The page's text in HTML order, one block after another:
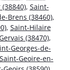
, Saint-
Brens (38460),
, Saint-Hilaire
(38470),
Georges-de-
Saint-Geoire-en-